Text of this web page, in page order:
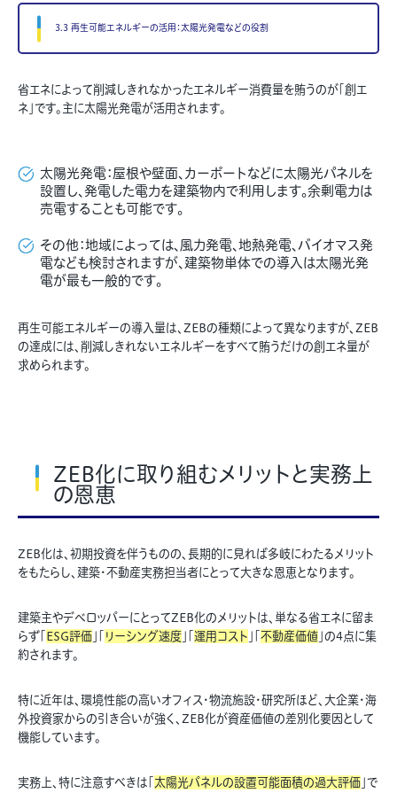
3.3 再生可能エネルギーの活用：太陽光発電などの役割
省エネによって削減しきれなかったエネルギー消費量を賄うのが「創エ
ネ」です。主に太陽光発電が活用されます。
太陽光発電：屋根や壁面、カーポートなどに太陽光パネルを
設置し、発電した電力を建築物内で利用します。余剰電力は
売電することも可能です。
その他：地域によっては、風力発電、地熱発電、バイオマス発
電なども検討されますが、建築物単体での導入は太陽光発
電が最も一般的です。
再生可能エネルギーの導入量は、ZEBの種類によって異なりますが、ZEB
の達成には、削減しきれないエネルギーをすべて賄うだけの創エネ量が
求められます。
ZEB化に取り組むメリットと実務上
の恩恵
ZEB化は、初期投資を伴うものの、長期的に見れば多岐にわたるメリット
をもたらし、建築・不動産実務担当者にとって大きな恩恵となります。
建築主やデベロッパーにとってZEB化のメリットは、単なる省エネに留ま
らず「 ESG評価」「 リーシング速度」「 運用コスト 」「 不動産価値」の4点に集
約されます。
特に近年は、環境性能の高いオフィス・物流施設・研究所ほど、大企業・海
外投資家からの引き合いが強く、ZEB化が資産価値の差別化要因として
機能しています。
実務上、特に注意すべきは「 太陽光パネルの設置可能面積の過大評価」で